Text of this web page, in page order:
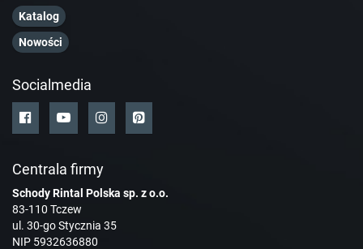
Katalog
Nowości
Socialmedia
Centrala firmy
Schody Rintal Polska sp. z o.o.
83-110 Tczew
ul. 30-go Stycznia 35
NIP 5932636880